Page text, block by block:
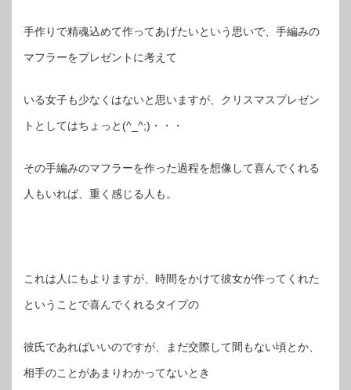
手作りで精魂込めて作ってあげたいという思いで、手編みの
マフラーをプレゼントに考えて
いる女子も少なくはないと思いますが、クリスマスプレゼン
トとしてはちょっと(^_^;)・・・
その手編みのマフラーを作った過程を想像して喜んでくれる
人もいれば、重く感じる人も。
これは人にもよりますが、時間をかけて彼女が作ってくれた
ということで喜んでくれるタイプの
彼氏であればいいのですが、まだ交際して間もない頃とか、
相手のことがあまりわかってないとき